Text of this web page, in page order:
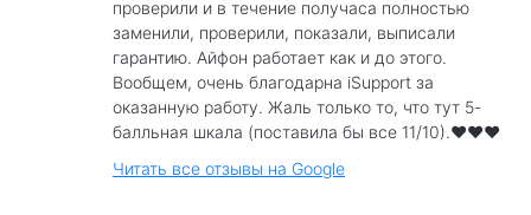
проверили и в течение получаса полностью
заменили, проверили, показали, выписали
гарантию. Айфон работает как и до этого.
Вообщем, очень благодарна iSupport за
оказанную работу. Жаль только то, что тут 5-
балльная шкала (поставила бы все 11/10).❤️❤️❤️
Читать все отзывы на Google